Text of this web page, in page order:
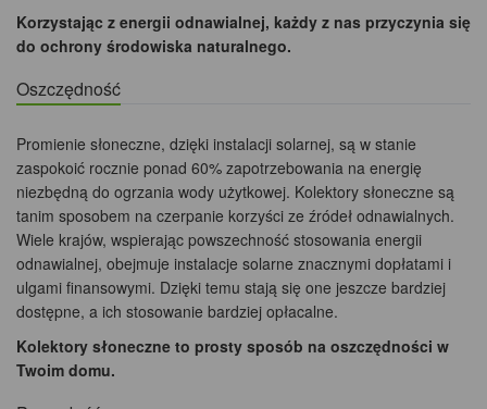
Korzystając z energii odnawialnej, każdy z nas przyczynia się
do ochrony środowiska naturalnego.
Oszczędność
Promienie słoneczne, dzięki instalacji solarnej, są w stanie
zaspokoić rocznie ponad 60% zapotrzebowania na energię
niezbędną do ogrzania wody użytkowej. Kolektory słoneczne są
tanim sposobem na czerpanie korzyści ze źródeł odnawialnych.
Wiele krajów, wspierając powszechność stosowania energii
odnawialnej, obejmuje instalacje solarne znacznymi dopłatami i
ulgami finansowymi. Dzięki temu stają się one jeszcze bardziej
dostępne, a ich stosowanie bardziej opłacalne.
Kolektory słoneczne to prosty sposób na oszczędności w
Twoim domu.